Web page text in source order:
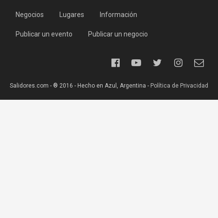
Negocios Lugares Información
Publicar un evento Publicar un negocio
Salidores.com - ® 2016 - Hecho en Azul, Argentina - Política de Privacidad